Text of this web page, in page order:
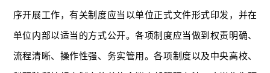
序开展工作，有关制度应当以单位正式文件形式印发，并在
单位内部以适当的方式公开。各项制度应当做到权责明确、
流程清晰、操作性强、务实管用。各项制度以及中央高校、